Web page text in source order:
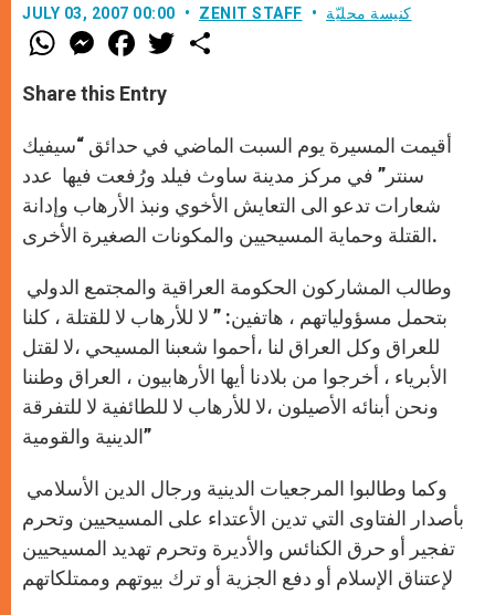
JULY 03, 2007 00:00 ZENIT STAFF كنيسة محليّة
W
h
t
s
p
M
e
s
e
g
e
r
F
a
e
b
k
w
Share this Entry
أقيمت المسيرة يوم السبت الماضي في حدائق “سيفيك
سنتر” في مركز مدينة ساوث فيلد ورُفعت فيها عدد
شعارات تدعو الى التعايش الأخوي ونبذ الأرهاب وإدانة
القتلة وحماية المسيحيين والمكونات الصغيرة الأخرى.
بتحمل مسؤولياتهم ، هاتفين: ” لا للأرهاب لا للقتلة ، كلنا
للعراق وكل العراق لنا ،أحموا شعبنا المسيحي ،لا لقتل
الأبرياء ، أخرجوا من بلادنا أيها الأرهابيون ، العراق وطننا
ونحن أبنائه الأصيلون ،لا للأرهاب لا للطائفية لا للتفرقة
الدينية والقومية”
بأصدار الفتاوى التي تدين الأعتداء على المسيحيين وتحرم
تفجير أو حرق الكنائس والأديرة وتحرم تهديد المسيحيين
لإعتناق الإسلام أو دفع الجزية أو ترك بيوتهم وممتلكاتهم